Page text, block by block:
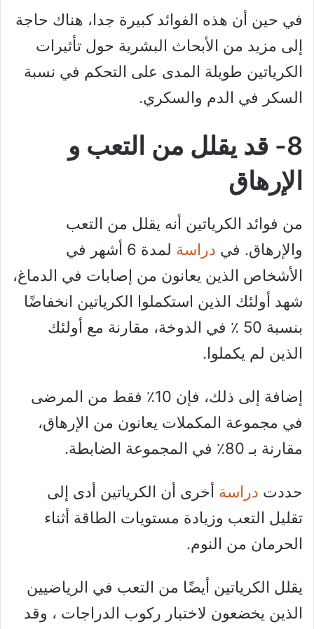
في حين أن هذه الفوائد كبيرة جدا، هناك حاجة
إلى مزيد من الأبحاث البشرية حول تأثيرات
الكرياتين طويلة المدى على التحكم في نسبة
السكر في الدم والسكري.
8- قد يقلل من التعب و
الإرهاق
من فوائد الكرياتين أنه يقلل من التعب
والإرهاق. في دراسة
لمدة 6 أشهر في
الأشخاص الذين يعانون من إصابات في الدماغ،
شهد أولئك الذين استكملوا الكرياتين انخفاضًا
بنسبة 50 ٪ في الدوخة، مقارنة مع أولئك
الذين لم يكملوا.
إضافة إلى ذلك، فإن 10٪ فقط من المرضى
في مجموعة المكملات يعانون من الإرهاق،
مقارنة بـ 80٪ في المجموعة الضابطة.
حددت دراسة أخرى أن الكرياتين أدى إلى
تقليل التعب وزيادة مستويات الطاقة أثناء
الحرمان من النوم.
يقلل الكرياتين أيضًا من التعب في الرياضيين
الذين يخضعون لاختبار ركوب الدراجات ، وقد